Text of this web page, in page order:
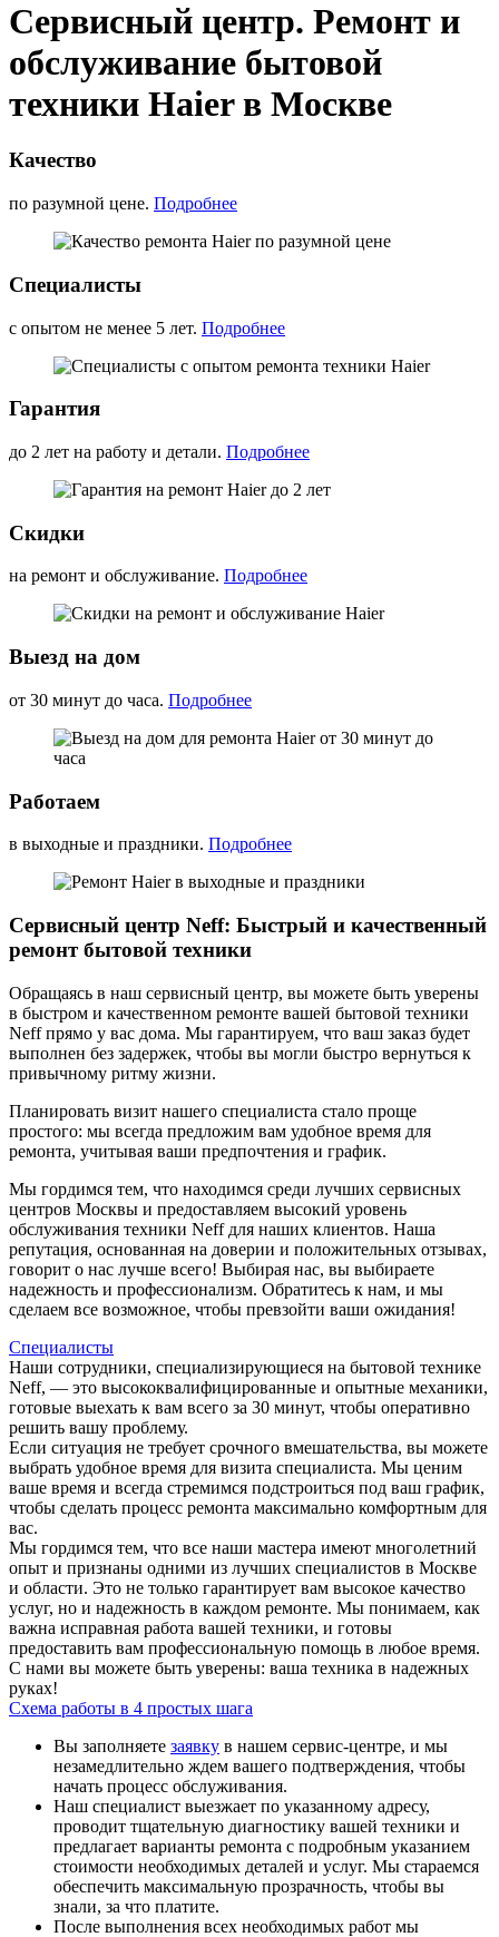
Сервисный центр. Ремонт и
обслуживание бытовой
техники Haier в Москве
Качество
по разумной цене. Подробнее
Специалисты
с опытом не менее 5 лет. Подробнее
Гарантия
до 2 лет на работу и детали. Подробнее
Скидки
на ремонт и обслуживание. Подробнее
Выезд на дом
от 30 минут до часа. Подробнее
Работаем
в выходные и праздники. Подробнее
Сервисный центр Neff: Быстрый и качественный
ремонт бытовой техники
Обращаясь в наш сервисный центр, вы можете быть уверены
в быстром и качественном ремонте вашей бытовой техники
Neff прямо у вас дома. Мы гарантируем, что ваш заказ будет
выполнен без задержек, чтобы вы могли быстро вернуться к
привычному ритму жизни.
Планировать визит нашего специалиста стало проще
простого: мы всегда предложим вам удобное время для
ремонта, учитывая ваши предпочтения и график.
Мы гордимся тем, что находимся среди лучших сервисных
центров Москвы и предоставляем высокий уровень
обслуживания техники Neff для наших клиентов. Наша
репутация, основанная на доверии и положительных отзывах,
говорит о нас лучше всего! Выбирая нас, вы выбираете
надежность и профессионализм. Обратитесь к нам, и мы
сделаем все возможное, чтобы превзойти ваши ожидания!
Специалисты
Наши сотрудники, специализирующиеся на бытовой технике
Neff, — это высококвалифицированные и опытные механики,
готовые выехать к вам всего за 30 минут, чтобы оперативно
решить вашу проблему.
Если ситуация не требует срочного вмешательства, вы можете
выбрать удобное время для визита специалиста. Мы ценим
ваше время и всегда стремимся подстроиться под ваш график,
чтобы сделать процесс ремонта максимально комфортным для
вас.
Мы гордимся тем, что все наши мастера имеют многолетний
опыт и признаны одними из лучших специалистов в Москве
и области. Это не только гарантирует вам высокое качество
услуг, но и надежность в каждом ремонте. Мы понимаем, как
важна исправная работа вашей техники, и готовы
предоставить вам профессиональную помощь в любое время.
С нами вы можете быть уверены: ваша техника в надежных
руках!
Схема работы в 4 простых шага
Вы заполняете заявку в нашем сервис-центре, и мы
незамедлительно ждем вашего подтверждения, чтобы
начать процесс обслуживания.
Наш специалист выезжает по указанному адресу,
проводит тщательную диагностику вашей техники и
предлагает варианты ремонта с подробным указанием
стоимости необходимых деталей и услуг. Мы стараемся
обеспечить максимальную прозрачность, чтобы вы
знали, за что платите.
После выполнения всех необходимых работ мы